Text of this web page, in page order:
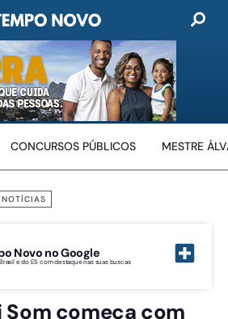
CONCURSOS PÚBLICOS MESTRE
Novo no Google
e do ES com destaque nas suas buscas
Som começa com